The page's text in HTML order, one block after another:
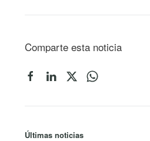
Comparte esta noticia
Últimas noticias